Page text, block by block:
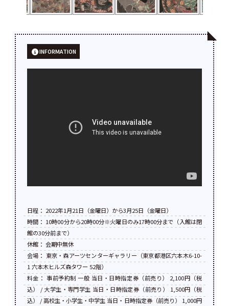
INFORMATION
日程： 2022年1月21日（金曜日）から3月25日（金曜日）
時間： 10時00分から20時00分※火曜日のみ17時00分まで（入館は閉
館の30分前まで）
休館： 会期中無休
会場： 東京・森アーツセンターギャラリー（東京都港区六本木6-10-
1 六本木ヒルズ森タワー 52階）
料金： 事前予約制 一般 当日・日時指定券（前売り） 2,100円（税
込） / 大学生・専門学生 当日・日時指定券（前売り） 1,500円（税
込） / 高校生・小学生・中学生 当日・日時指定券（前売り） 1,000円